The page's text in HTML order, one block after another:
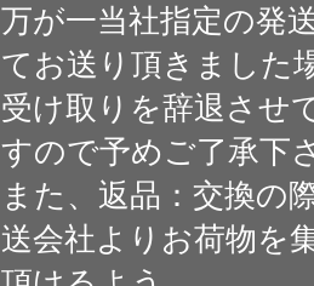
万が一当社指定の発
てお送り頂きました
受け取りを辞退させ
すので予めご了承下
また、返品：交換の
送会社よりお荷物を